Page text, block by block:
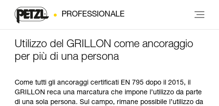
PROFESSIONALE
Utilizzo del GRILLON come ancoraggio
per più di una persona
Come tutti gli ancoraggi certificati EN 795 dopo il 2015, il
GRILLON reca una marcatura che impone l’utilizzo da parte
di una sola persona. Sul campo, rimane possibile l’utilizzo da